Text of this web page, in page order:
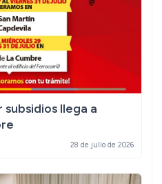
llega a
28 de julio de 2026